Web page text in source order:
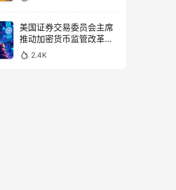
美国证券交易委员会主席
推动加密货币监管改革，
力求未来验证
2.4K